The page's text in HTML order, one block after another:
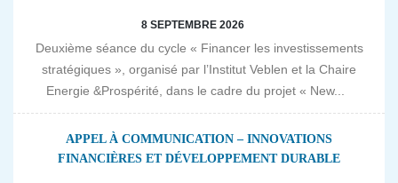
8 SEPTEMBRE 2026
Deuxième séance du cycle « Financer les investissements
stratégiques », organisé par l’Institut Veblen et la Chaire
Energie &Prospérité, dans le cadre du projet « New...
APPEL À COMMUNICATION – INNOVATIONS
FINANCIÈRES ET DÉVELOPPEMENT DURABLE